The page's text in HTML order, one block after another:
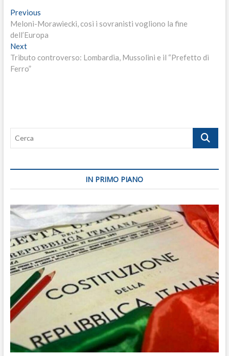
Navigazione
articoli
PreviousPrevious
post:
Meloni-Morawiecki, così i sovranisti vogliono la fine
dell’Europa
NextNext
post:
Tributo controverso: Lombardia, Mussolini e il “Prefetto di
Ferro”
Cerca
IN PRIMO PIANO